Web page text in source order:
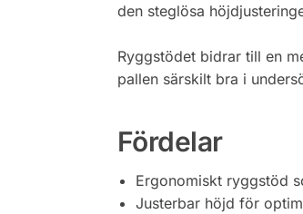
den steglösa
Ryggstödet bidrar till en
pallen särskilt bra i
Fördelar
Ergonomiskt ryggstöd
Justerbar höjd för